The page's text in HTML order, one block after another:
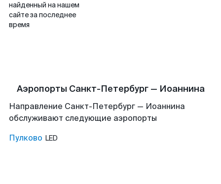
найденный на нашем
сайте за последнее
время
Аэропорты Санкт-Петербург — Иоаннина
Направление Санкт-Петербург — Иоаннина
обслуживают следующие аэропорты
Пулково LED